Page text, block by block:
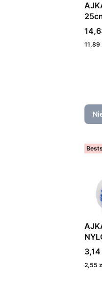
Cena
11,89
Cena
3,14
Cena
2,55